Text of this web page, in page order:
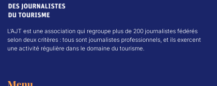
L’AJT est une association qui regroupe plus de 200 journalistes fédérés
selon deux critères : tous sont journalistes professionnels, et ils exercent
une activité régulière dans le domaine du tourisme.